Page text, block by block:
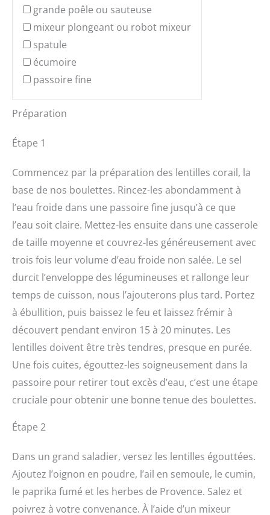
grande poêle ou sauteuse
mixeur plongeant ou robot mixeur
spatule
écumoire
passoire fine
Préparation
Étape 1
Commencez par la préparation des lentilles corail, la
base de nos boulettes. Rincez-les abondamment à
l’eau froide dans une passoire fine jusqu’à ce que
l’eau soit claire. Mettez-les ensuite dans une casserole
de taille moyenne et couvrez-les généreusement avec
trois fois leur volume d’eau froide non salée. Le sel
durcit l’enveloppe des légumineuses et rallonge leur
temps de cuisson, nous l’ajouterons plus tard. Portez
à ébullition, puis baissez le feu et laissez frémir à
découvert pendant environ 15 à 20 minutes. Les
lentilles doivent être très tendres, presque en purée.
Une fois cuites, égouttez-les soigneusement dans la
passoire pour retirer tout excès d’eau, c’est une étape
cruciale pour obtenir une bonne tenue des boulettes.
Étape 2
Dans un grand saladier, versez les lentilles égouttées.
Ajoutez l’oignon en poudre, l’ail en semoule, le cumin,
le paprika fumé et les herbes de Provence. Salez et
poivrez à votre convenance. À l’aide d’un mixeur